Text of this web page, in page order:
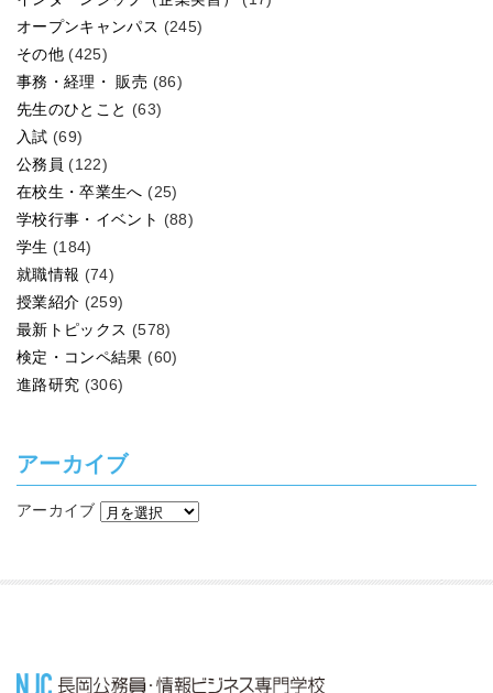
オープンキャンパス (245)
その他 (425)
事務・経理・ 販売 (86)
先生のひとこと (63)
入試 (69)
公務員 (122)
在校生・卒業生へ (25)
学校行事・イベント (88)
学生 (184)
就職情報 (74)
授業紹介 (259)
最新トピックス (578)
検定・コンペ結果 (60)
進路研究 (306)
アーカイブ
アーカイブ